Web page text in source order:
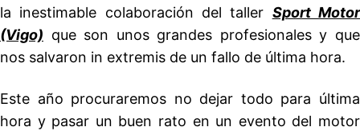
la inestimable colaboración del taller Sport Motor
(Vigo) que son unos grandes profesionales y que
nos salvaron in extremis de un fallo de última hora.
Este año procuraremos no dejar todo para última
hora y pasar un buen rato en un evento del motor